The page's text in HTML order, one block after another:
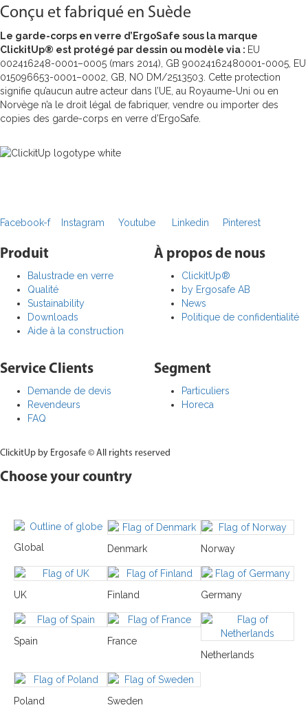
Conçu et fabriqué en Suède
Le garde-corps en verre d’ErgoSafe sous la marque
ClickitUp® est protégé par dessin ou modèle via : EU
002416248-0001–0005 (mars 2014), GB 90024162480001-0005, EU
015096653-0001–0002, GB, NO DM/2513503. Cette protection
signifie qu’aucun autre acteur dans l’UE, au Royaume-Uni ou en
Norvège n’a le droit légal de fabriquer, vendre ou importer des
copies des garde-corps en verre d’ErgoSafe.
Facebook-f Instagram Youtube Linkedin Pinterest
Service Clients
Demande de devis
Revendeurs
FAQ
Produit
Balustrade en verre
Qualité
Sustainability
Downloads
Aide à la construction
À propos de nous
ClickitUp®
by Ergosafe AB
News
Politique de confidentialité
Segment
Particuliers
Horeca
ClickitUp by Ergosafe © All rights reserved
Choose your country
Global Denmark Norway
UK Finland Germany
Spain
France
Netherlands
Poland Sweden